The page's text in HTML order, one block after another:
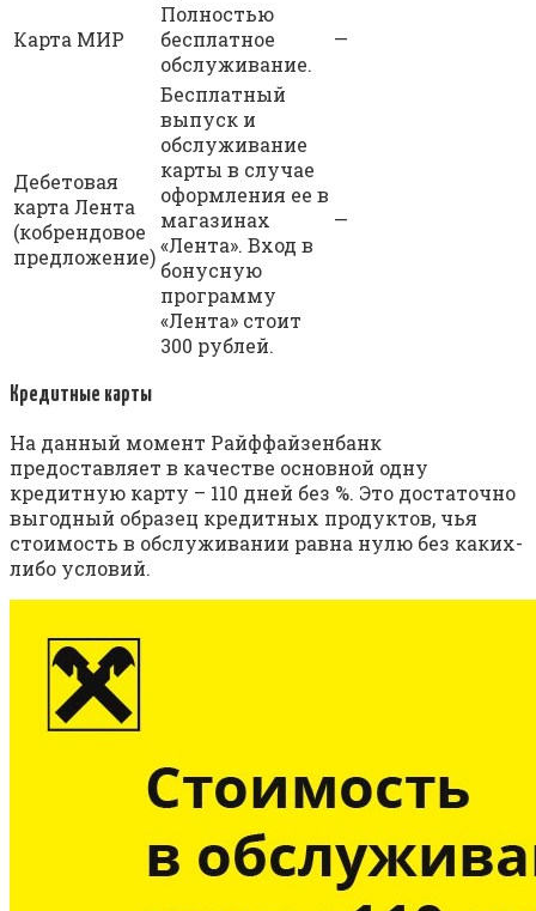
Карта МИР
Полностью
бесплатное
обслуживание.
—
Дебетовая
карта Лента
(кобрендовое
предложение)
Бесплатный
выпуск и
обслуживание
карты в случае
оформления ее в
магазинах
«Лента». Вход в
бонусную
программу
«Лента» стоит
300 рублей.
—
Кредитные карты
На данный момент Райффайзенбанк
предоставляет в качестве основной одну
кредитную карту – 110 дней без %. Это достаточно
выгодный образец кредитных продуктов, чья
стоимость в обслуживании равна нулю без каких-
либо условий.